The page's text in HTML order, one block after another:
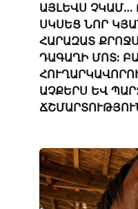
ԱՅԼԵՎՍ ՉԿԱՄ…
ՍԿՍԵՑ ՆՈՐ
ՀԱՐԱԶԱՏ
ԴԱԳԱՂԻ ՄՈՏ:
ԱՉՔԵՐՍ ԵՎ